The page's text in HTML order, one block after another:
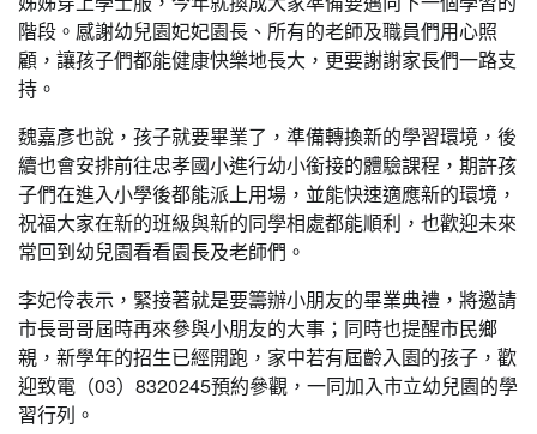
階段。感謝幼兒園妃妃園長、所有的老師及職員們用心照
顧，讓孩子們都能健康快樂地長大，更要謝謝家長們一路支
持。
魏嘉彥也說，孩子就要畢業了，準備轉換新的學習環境，後
續也會安排前往忠孝國小進行幼小銜接的體驗課程，期許孩
子們在進入小學後都能派上用場，並能快速適應新的環境，
祝福大家在新的班級與新的同學相處都能順利，也歡迎未來
常回到幼兒園看看園長及老師們。
李妃伶表示，緊接著就是要籌辦小朋友的畢業典禮，將邀請
市長哥哥屆時再來參與小朋友的大事；同時也提醒市民鄉
親，新學年的招生已經開跑，家中若有屆齡入園的孩子，歡
迎致電（03）8320245預約參觀，一同加入市立幼兒園的學
習行列。